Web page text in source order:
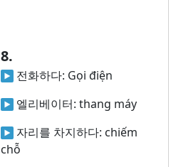
8.
전화하다: Gọi điện
엘리베이터: thang máy
자리를 차지하다: chiếm
chỗ